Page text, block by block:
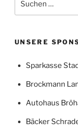
nach:
UNSERE
Sparkasse
Brockmann
Autohaus
Bäcker